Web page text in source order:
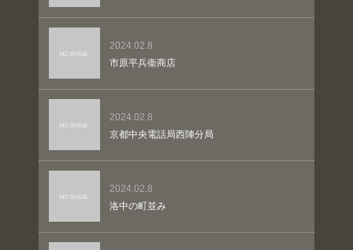
2024.02.8
市原平兵衞商店
2024.02.8
京都中央電話局西陣分局
2024.02.8
洛中の町並み